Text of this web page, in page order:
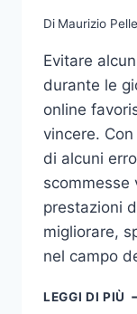
Di Maurizio
Evitare
durante le
online
vincere.
di alcuni
scommesse
prestazioni
migliorare,
nel campo
LEGGI DI PIÙ